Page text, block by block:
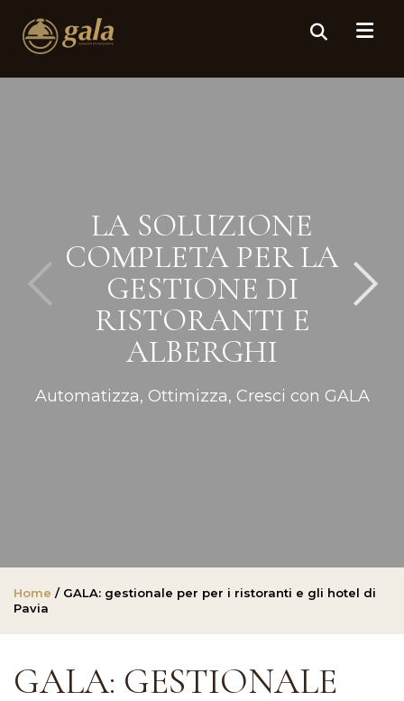
LA SOLUZIONE
COMPLETA PER LA
GESTIONE DI
RISTORANTI E
ALBERGHI
Automatizza, Ottimizza, Cresci con GALA
Home / GALA: gestionale per per i ristoranti e gli hotel di
Pavia
GALA: GESTIONALE